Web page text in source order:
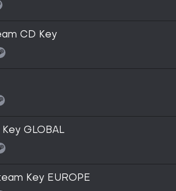
CD Key
GLOBAL
Key EUROPE